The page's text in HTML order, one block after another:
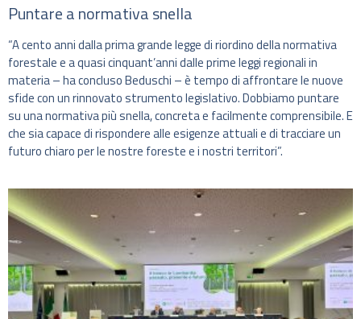
Puntare a normativa snella
“A cento anni dalla prima grande legge di riordino della normativa
forestale e a quasi cinquant’anni dalle prime leggi regionali in
materia – ha concluso Beduschi – è tempo di affrontare le nuove
sfide con un rinnovato strumento legislativo. Dobbiamo puntare
su una normativa più snella, concreta e facilmente comprensibile. E
che sia capace di rispondere alle esigenze attuali e di tracciare un
futuro chiaro per le nostre foreste e i nostri territori”.